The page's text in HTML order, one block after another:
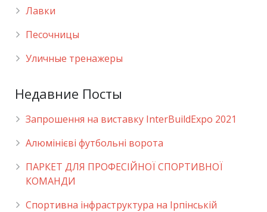
Лавки
Песочницы
Уличные тренажеры
Недавние Посты
Запрошення на виставку InterBuildExpo 2021
Алюмінієві футбольні ворота
ПАРКЕТ ДЛЯ ПРОФЕСІЙНОЇ СПОРТИВНОЇ
КОМАНДИ
Спортивна інфраструктура на Ірпінській